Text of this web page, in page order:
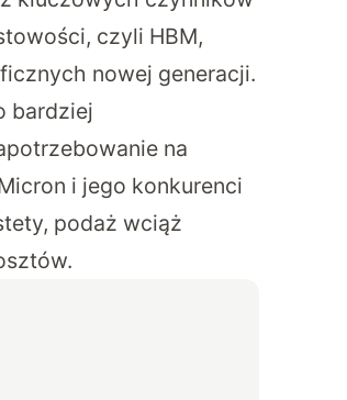
czyli HBM,
nowej generacji.
bardziej
na
i jego konkurenci
podaż wciąż